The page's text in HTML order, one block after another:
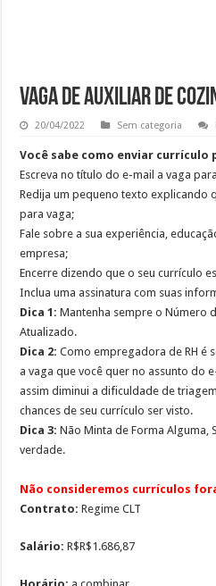
VAGA DE AUXILIAR DE
20/04/2022 Sem categoria
Você sabe como enviar currículo
Escreva no título do e-mail a vaga
Redija um pequeno texto explicando
para vaga;
Fale sobre a sua experiência,
empresa;
Encerre dizendo que o seu currículo
Inclua uma assinatura com suas
Dica 1: Mantenha sempre o Número
Atualizado.
Dica 2: Como empregadora de RH é
a vaga que você quer no assunto do
assim diminui a dificuldade de
chances de seu currículo ser visto.
Dica 3: Não Minta de Forma Alguma,
verdade.
Não consideremos currículos
Contrato:Regime CLT
Salário:R$R$1.686,87